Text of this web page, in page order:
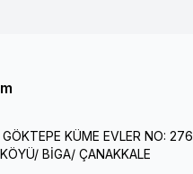
KÜME EVLER NO: 276
BİGA/ ÇANAKKALE